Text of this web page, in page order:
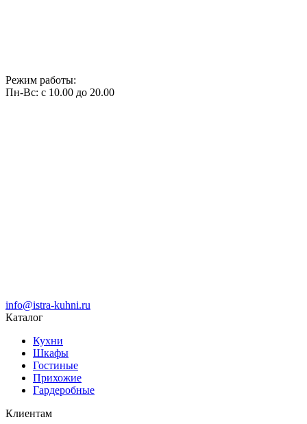
Режим работы:
Пн-Вс: с 10.00 до 20.00
info@istra-kuhni.ru
Каталог
Кухни
Шкафы
Гостиные
Прихожие
Гардеробные
Клиентам